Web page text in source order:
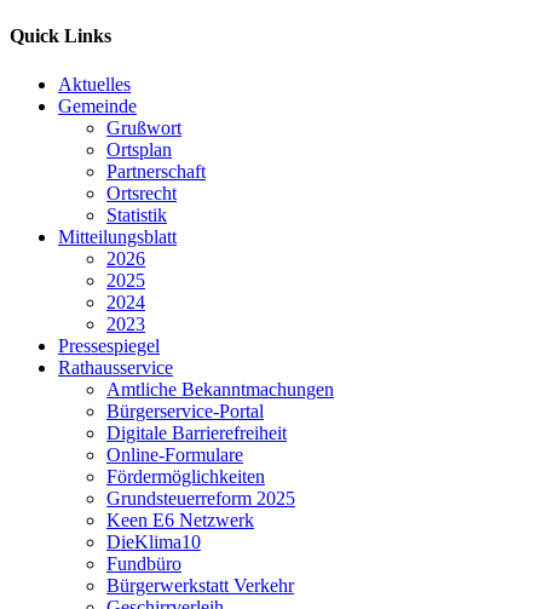
Quick Links
Aktuelles
Gemeinde
Grußwort
Ortsplan
Partnerschaft
Ortsrecht
Statistik
Mitteilungsblatt
2026
2025
2024
2023
Pressespiegel
Rathausservice
Amtliche Bekanntmachungen
Bürgerservice-Portal
Digitale Barrierefreiheit
Online-Formulare
Fördermöglichkeiten
Grundsteuerreform 2025
Keen E6 Netzwerk
DieKlima10
Fundbüro
Bürgerwerkstatt Verkehr